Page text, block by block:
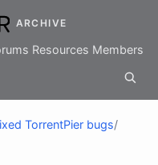
ARCHIVE
Resources Members
TorrentPier bugs/